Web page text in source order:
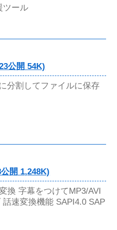
ツール
公開 54K)
分割してファイルに保存
開 1,248K)
換 字幕をつけてMP3/AVI
速変換機能 SAPI4.0 SAP